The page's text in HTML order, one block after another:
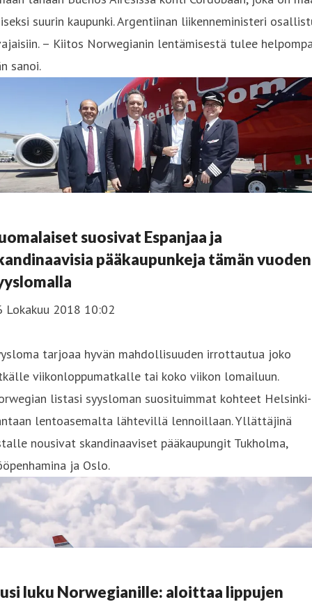
suurin kaupunki. Argentiinan liikenneministeri
– Kiitos Norwegianin lentämisestä tulee
sanoi.
suosivat Espanjaa ja
pääkaupunkeja tämän vuoden
Lokakuu 2018 10:02
tarjoaa hyvän mahdollisuuden irrottautua joko
viikonloppumatkalle tai koko viikon lomailuun.
listasi syysloman suosituimmat kohteet Helsinki-
lentoasemalta lähtevillä lennoillaan. Yllättäjinä
nousivat skandinaaviset pääkaupungit Tukholma,
ja Oslo.
luku Norwegianille: aloittaa lippujen